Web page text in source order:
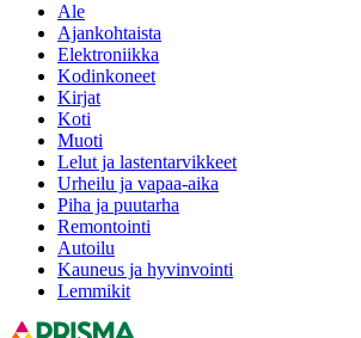
Ale
Ajankohtaista
Elektroniikka
Kodinkoneet
Kirjat
Koti
Muoti
Lelut ja lastentarvikkeet
Urheilu ja vapaa-aika
Piha ja puutarha
Remontointi
Autoilu
Kauneus ja hyvinvointi
Lemmikit